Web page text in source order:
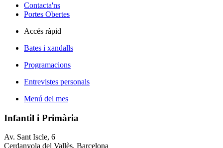
Contacta'ns
Portes Obertes
Accés ràpid
Bates i xandalls
Programacions
Entrevistes personals
Menú del mes
Infantil i Primària
Av. Sant Iscle, 6
Cerdanyola del Vallès, Barcelona